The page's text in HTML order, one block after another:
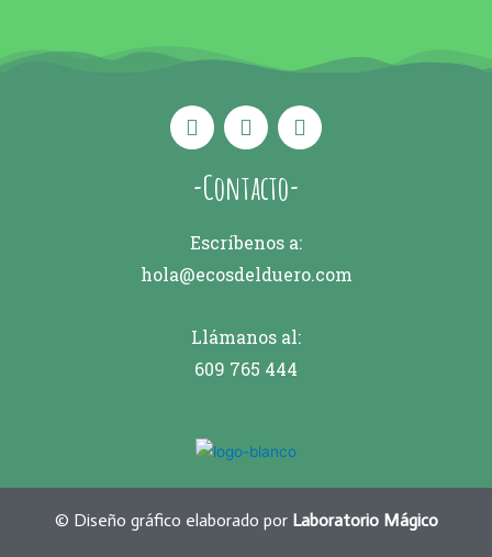
-Contacto-
Escríbenos a:
hola@ecosdelduero.com
Llámanos al:
609 765 444
© Diseño gráfico elaborado por Laboratorio Mágico